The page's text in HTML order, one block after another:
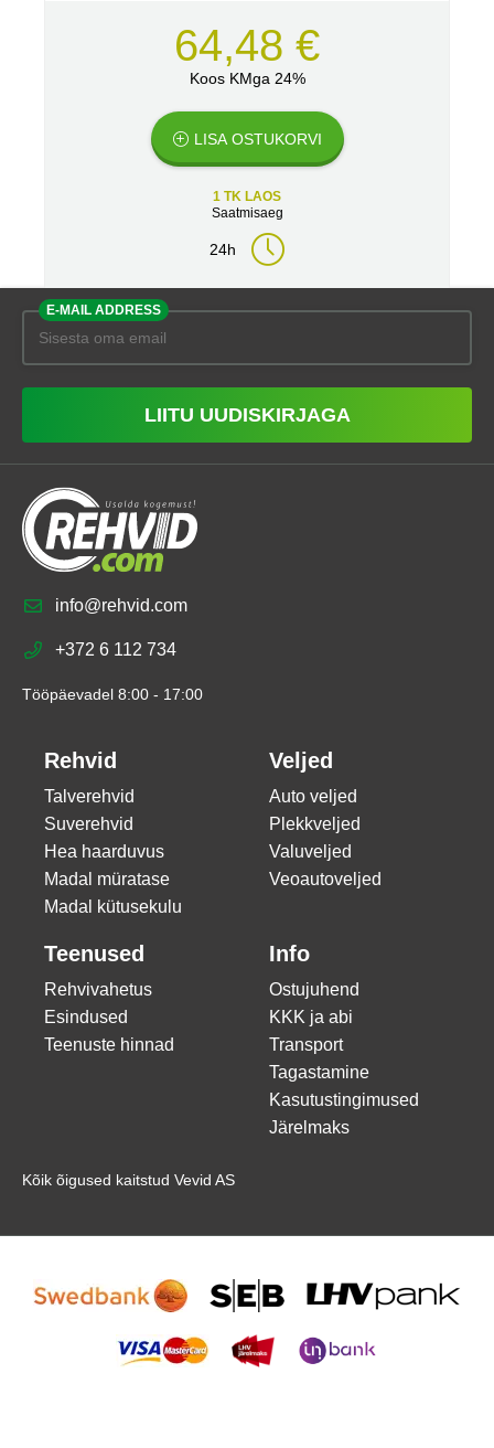
64,48 €
Koos KMga 24%
LISA OSTUKORVI
1 TK LAOS
Saatmisaeg
24h
E-MAIL ADDRESS
LIITU UUDISKIRJAGA
info@rehvid.com
+372 6 112 734
Tööpäevadel 8:00 - 17:00
Rehvid
Talverehvid
Suverehvid
Hea haarduvus
Madal müratase
Madal kütusekulu
Veljed
Auto veljed
Plekkveljed
Valuveljed
Veoautoveljed
Teenused
Rehvivahetus
Esindused
Teenuste hinnad
Info
Ostujuhend
KKK ja abi
Transport
Tagastamine
Kasutustingimused
Järelmaks
Kõik õigused kaitstud Vevid AS